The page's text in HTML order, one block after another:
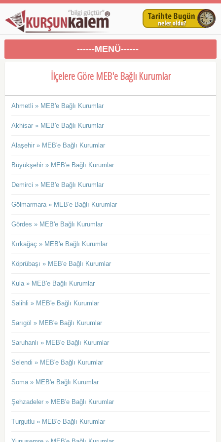
------MENÜ------
İlçelere Göre MEB'e Bağlı Kurumlar
Ahmetli » MEB'e Bağlı Kurumlar
Akhisar » MEB'e Bağlı Kurumlar
Alaşehir » MEB'e Bağlı Kurumlar
Büyükşehir » MEB'e Bağlı Kurumlar
Demirci » MEB'e Bağlı Kurumlar
Gölmarmara » MEB'e Bağlı Kurumlar
Gördes » MEB'e Bağlı Kurumlar
Kırkağaç » MEB'e Bağlı Kurumlar
Köprübaşı » MEB'e Bağlı Kurumlar
Kula » MEB'e Bağlı Kurumlar
Salihli » MEB'e Bağlı Kurumlar
Sarıgöl » MEB'e Bağlı Kurumlar
Saruhanlı » MEB'e Bağlı Kurumlar
Selendi » MEB'e Bağlı Kurumlar
Soma » MEB'e Bağlı Kurumlar
Şehzadeler » MEB'e Bağlı Kurumlar
Turgutlu » MEB'e Bağlı Kurumlar